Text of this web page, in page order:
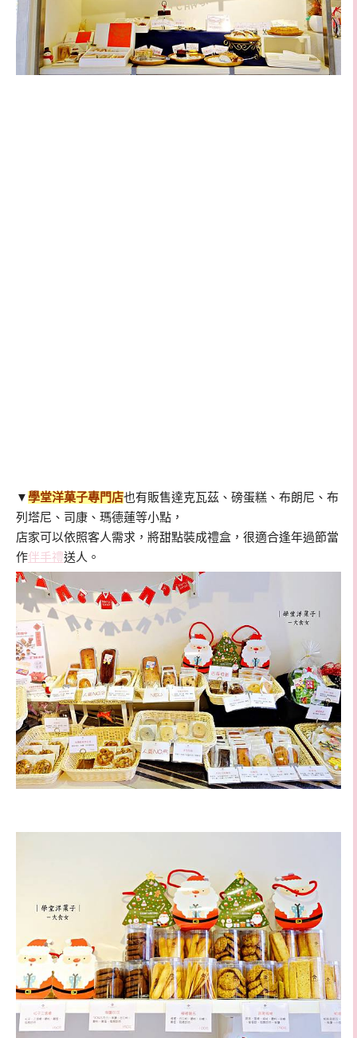
▼學堂洋菓子專門店也有販售達克瓦茲、磅蛋糕、布朗尼、布
列塔尼、司康、瑪德蓮等小點，
店家可以依照客人需求，將甜點裝成禮盒，很適合逢年過節當
作伴手禮送人。